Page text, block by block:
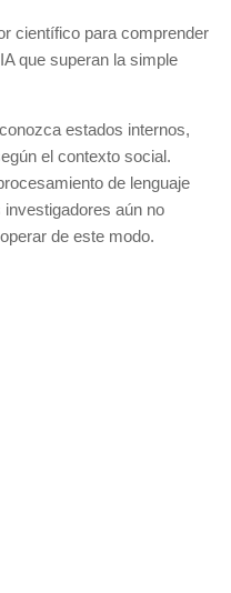
científico para comprender
que superan la simple
estados internos,
el contexto social.
de lenguaje
aún no
de este modo.